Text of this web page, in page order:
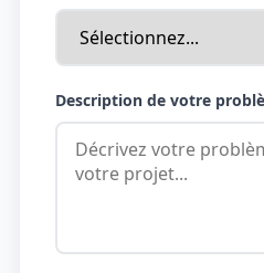
Description de votre